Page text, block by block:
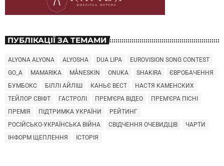
ПУБЛІКАЦІЇ ЗА ТЕМАМИ
ALYONA ALYONA ALYOSHA DUA LIPA
EUROVISION SONG CONTEST
GO_A
MAMARIKA MÅNESKIN ONUKA SHAKIRA
ЄВРОБАЧЕННЯ
БУМБОКС
БІЛЛІ АЙЛІШ КАНЬЄ ВЕСТ
НАСТЯ КАМЕНСКИХ
ТЕЙЛОР СВІФТ
ГАСТРОЛІ ПРЕМ'ЄРА ВІДЕО
ПРЕМ'ЄРА ПІСНІ
ПРЕМІЯ
ПІДТРИМКА УКРАЇНИ
РЕЙТИНГ
РОСІЙСЬКО-УКРАЇНСЬКА ВІЙНА
СВІДЧЕННЯ ОЧЕВИДЦІВ
ЧАРТИ
ІНФОРМ ЩЕПЛЕННЯ
ІСТОРІЯ